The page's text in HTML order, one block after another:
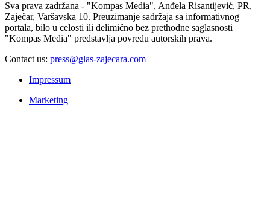
Sva prava zadržana - "Kompas Media", Anđela Risantijević, PR,
Zaječar, Varšavska 10. Preuzimanje sadržaja sa informativnog
portala, bilo u celosti ili delimično bez prethodne saglasnosti
"Kompas Media" predstavlja povredu autorskih prava.
Contact us: press@glas-zajecara.com
Impressum
Marketing